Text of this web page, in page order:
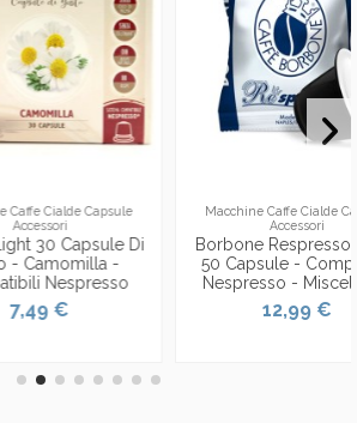
Capsule
Caffe'
Blu
Macchine Caffe Cialde Capsule
Lollo Caffe' Espresso 30
Capsule - Miscela Oro -
Nescafe' Dolce Gusto